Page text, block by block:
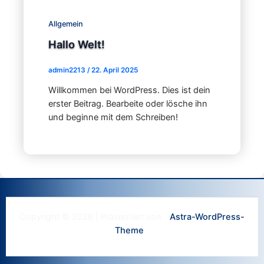
Allgemein
Hallo Welt!
admin2213 /22. April 2025
Willkommen bei WordPress. Dies ist dein
erster Beitrag. Bearbeite oder lösche ihn
und beginne mit dem Schreiben!
Astra-WordPress-
Theme